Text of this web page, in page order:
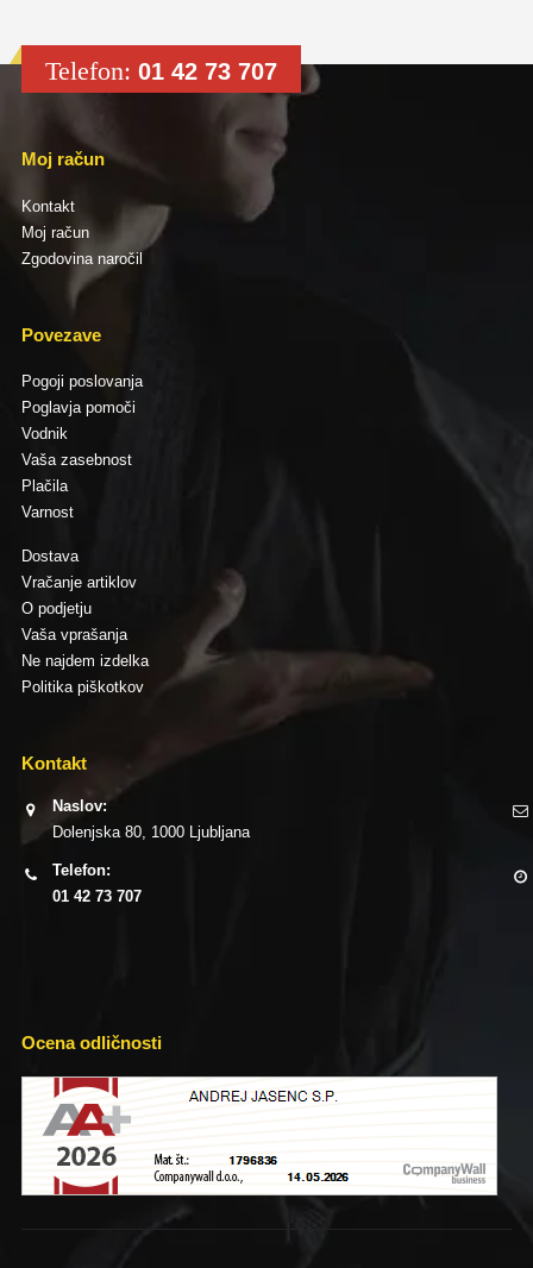
Telefon: 01 42 73 707
Moj račun
Kontakt
Moj račun
Zgodovina naročil
Povezave
Pogoji poslovanja
Poglavja pomoči
Vodnik
Vaša zasebnost
Plačila
Varnost
Dostava
Vračanje artiklov
O podjetju
Vaša vprašanja
Ne najdem izdelka
Politika piškotkov
Kontakt
Naslov:
Dolenjska 80, 1000 Ljubljana
Telefon:
01 42 73 707
Ocena odličnosti